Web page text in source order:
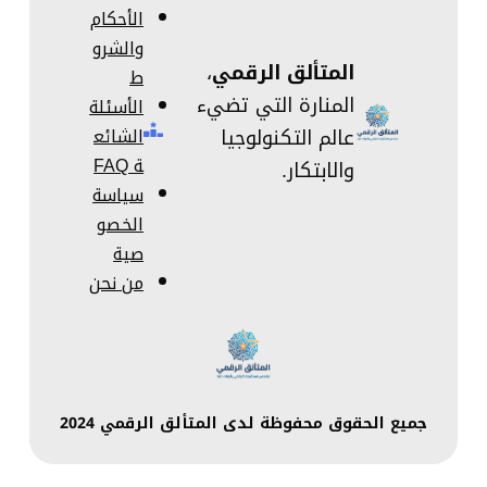
المتألق الرقمي،
المنارة التي تضيء
عالم التكنولوجيا
والابتكار.
الأحكام
والشرو
ط
الأسئلة
الشائع
ة FAQ
سياسة
الخصو
صية
من نحن
جميع الحقوق محفوظة لدى المتألق الرقمي 2024